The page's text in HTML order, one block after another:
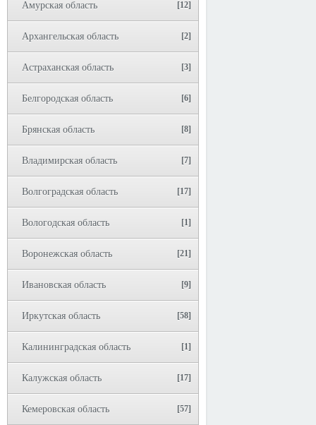
Амурская область [12]
Архангельская область [2]
Астраханская область [3]
Белгородская область [6]
Брянская область [8]
Владимирская область [7]
Волгоградская область [17]
Вологодская область [1]
Воронежская область [21]
Ивановская область [9]
Иркутская область [58]
Калининградская область [1]
Калужская область [17]
Кемеровская область [57]